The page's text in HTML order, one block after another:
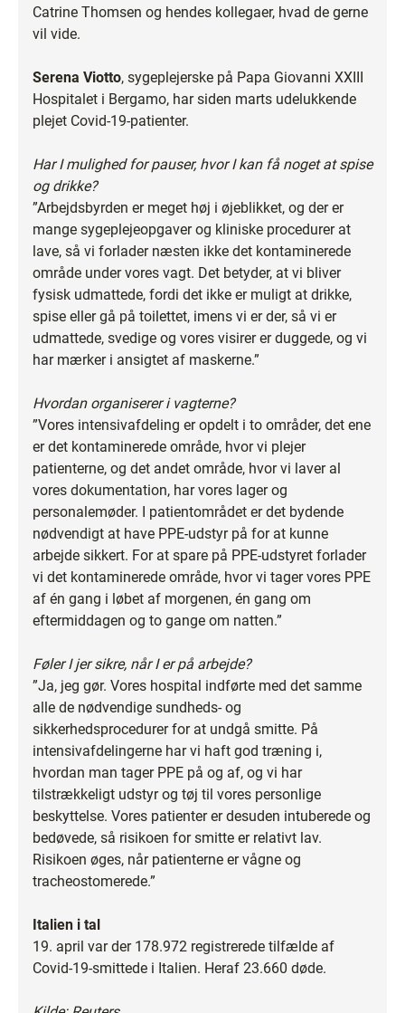
Catrine Thomsen og hendes kollegaer, hvad de gerne
vil vide.
Serena Viotto, sygeplejerske på Papa Giovanni XXIII
Hospitalet i Bergamo, har siden marts udelukkende
plejet Covid-19-patienter.
Har I mulighed for pauser, hvor I kan få noget at spise
og drikke?
”Arbejdsbyrden er meget høj i øjeblikket, og der er
mange sygeplejeopgaver og kliniske procedurer at
lave, så vi forlader næsten ikke det kontaminerede
område under vores vagt. Det betyder, at vi bliver
fysisk udmattede, fordi det ikke er muligt at drikke,
spise eller gå på toilettet, imens vi er der, så vi er
udmattede, svedige og vores visirer er duggede, og vi
har mærker i ansigtet af maskerne.”
Hvordan organiserer i vagterne?
”Vores intensivafdeling er opdelt i to områder, det ene
er det kontaminerede område, hvor vi plejer
patienterne, og det andet område, hvor vi laver al
vores dokumentation, har vores lager og
personalemøder. I patientområdet er det bydende
nødvendigt at have PPE-udstyr på for at kunne
arbejde sikkert. For at spare på PPE-udstyret forlader
vi det kontaminerede område, hvor vi tager vores PPE
af én gang i løbet af morgenen, én gang om
eftermiddagen og to gange om natten.”
Føler I jer sikre, når I er på arbejde?
”Ja, jeg gør. Vores hospital indførte med det samme
alle de nødvendige sundheds- og
sikkerhedsprocedurer for at undgå smitte. På
intensivafdelingerne har vi haft god træning i,
hvordan man tager PPE på og af, og vi har
tilstrækkeligt udstyr og tøj til vores personlige
beskyttelse. Vores patienter er desuden intuberede og
bedøvede, så risikoen for smitte er relativt lav.
Risikoen øges, når patienterne er vågne og
tracheostomerede.”
Italien i tal
19. april var der 178.972 registrerede tilfælde af
Covid-19-smittede i Italien. Heraf 23.660 døde.